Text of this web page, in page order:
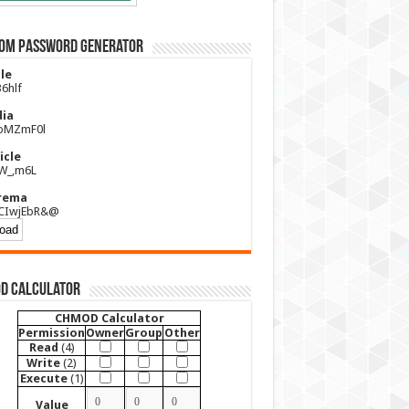
Password Generator
Calculator
CHMOD Calculator
Permission OwnerGroup Other
Read (4)
Write (2)
Execute(1)
Value